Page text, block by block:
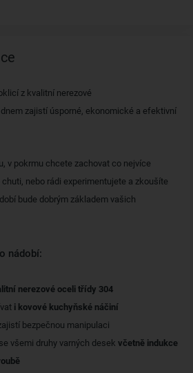
z kvalitní nerezové
zajistí úsporné, ekonomické a efektivní
v pokrmu chcete zachovat co nejvíce
nebo rádi experimentujete a zkoušíte
bude dobrým základem vašich
nádobí:
nerezové oceli třídy 304
i kovové kuchyňské náčiní
bezpečnou manipulaci
všemi druhy varných desek včetně indukce